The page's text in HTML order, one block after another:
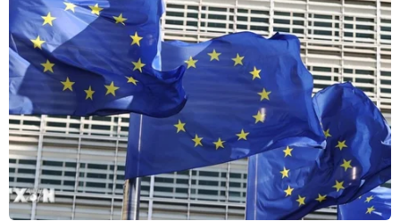
Tuy nhiên, ông Setijadi cho biết SCI sẽ điều
chỉnh dự báo này trong bối cảnh dịch COVID-19
đã và đang tác động nghiêm trọng đến các hoạt
động thương mại và logistics trên toàn cầu./.